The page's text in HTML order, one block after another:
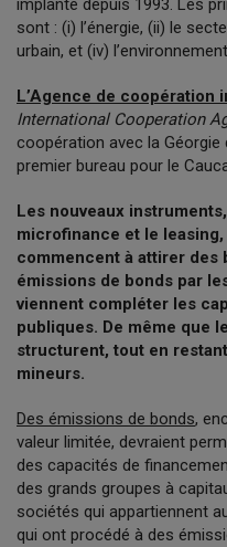
implanté depuis 1993. Les
sont : (i) l’énergie, (ii) le
urbain, et (iv)
L’Agence de coopération
International Cooperation
coopération avec la Géorgie
premier bureau pour le
Les nouveaux
microfinance et le leasing,
commencent à attirer des
émissions de bonds par
viennent compléter les
publiques. De même que
structurent, tout en
mineurs.
Des émissions de bonds,
valeur limitée, devraient
des capacités de
des grands groupes à
sociétés qui appartiennent
qui ont procédé à des